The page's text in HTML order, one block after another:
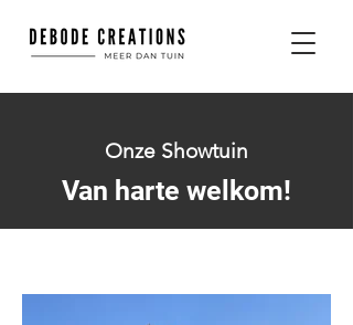
Onze Showtuin
Van harte welkom!